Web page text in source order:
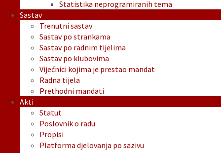
Statistika neprogramiranih tema
Sastav
Trenutni sastav
Sastav po strankama
Sastav po radnim tijelima
Sastav po klubovima
Vijećnici kojima je prestao mandat
Radna tijela
Prethodni mandati
Akti
Statut
Poslovnik o radu
Propisi
Platforma djelovanja po sazivu